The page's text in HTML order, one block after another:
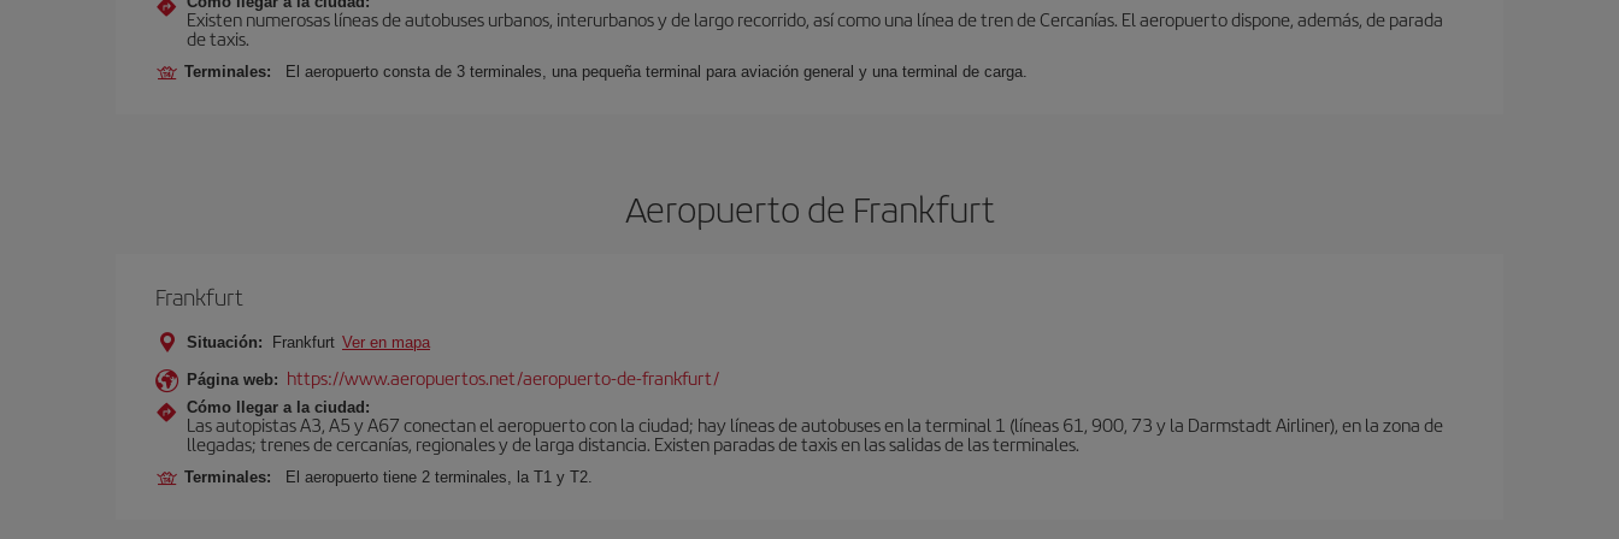
Existen numerosas líneas de autobuses urbanos, interurbanos y de largo recorrido, así como una línea de tren de Cercanías. El aeropuerto dispone, además, de parada
de taxis.
Terminales: El aeropuerto consta de 3 terminales, una pequeña terminal para aviación general y una terminal de carga.
Aeropuerto de Frankfurt
Frankfurt
Situación: Frankfurt Ver en mapa
Página web: https://www.aeropuertos.net/aeropuerto-de-frankfurt/
Cómo llegar a la ciudad:
Las autopistas A3, A5 y A67 conectan el aeropuerto con la ciudad; hay líneas de autobuses en la terminal 1 (líneas 61, 900, 73 y la Darmstadt Airliner), en la zona de
llegadas; trenes de cercanías, regionales y de larga distancia. Existen paradas de taxis en las salidas de las terminales.
Terminales: El aeropuerto tiene 2 terminales, la T1 y T2.